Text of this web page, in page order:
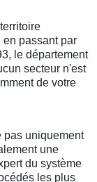
passant par
le département
secteur n'est
de votre
pas uniquement
une
du système
les plus